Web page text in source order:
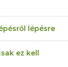
lépésre
ez kell